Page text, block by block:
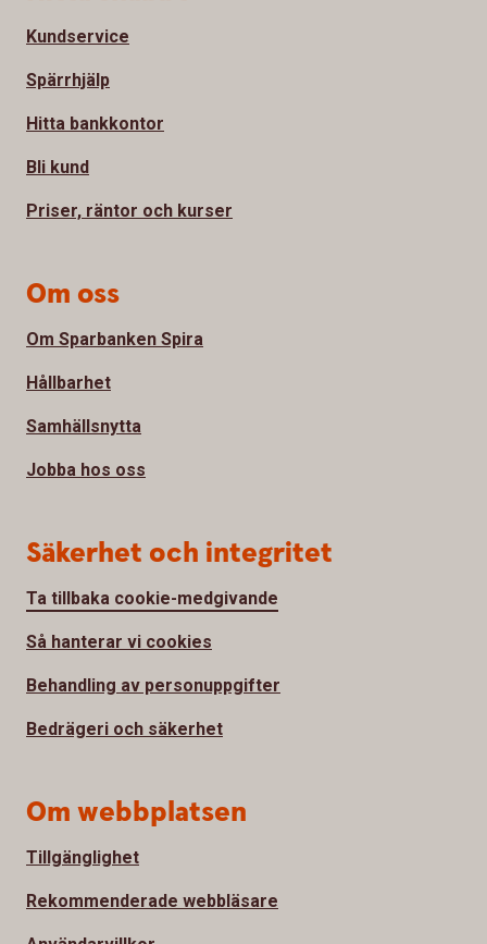
Kundservice
Spärrhjälp
Hitta bankkontor
Bli kund
Priser, räntor och kurser
Om oss
Om Sparbanken Spira
Hållbarhet
Samhällsnytta
Jobba hos oss
Säkerhet och integritet
Ta tillbaka cookie-medgivande
Så hanterar vi cookies
Behandling av personuppgifter
Bedrägeri och säkerhet
Om webbplatsen
Tillgänglighet
Rekommenderade webbläsare